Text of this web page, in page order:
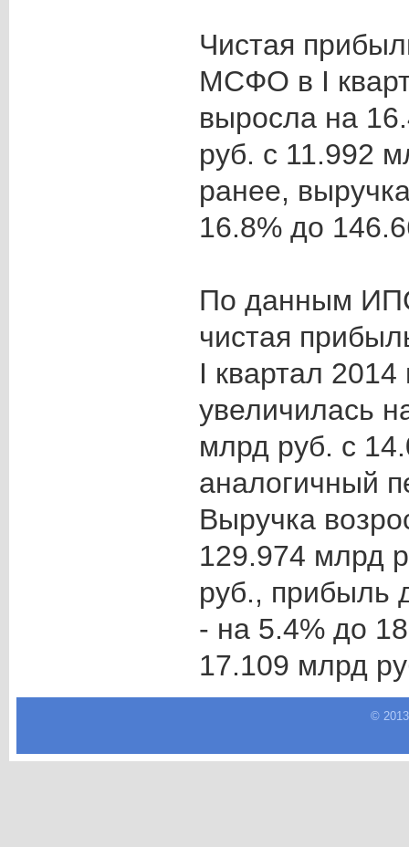
Чистая
МСФО в I
выросла на
руб. с 11.992
ранее,
16.8% до
По данным
чистая
I квартал
увеличилась
млрд руб. с
аналогичный
Выручка
129.974 млрд
руб., прибыль
- на 5.4% до
17.109 млрд
©